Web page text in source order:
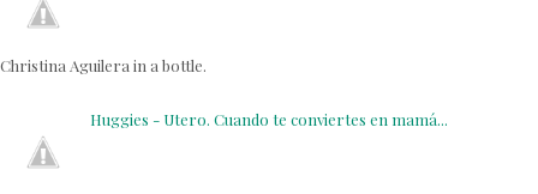
Christina Aguilera in a bottle.
Huggies - Utero. Cuando te conviertes en mamá...